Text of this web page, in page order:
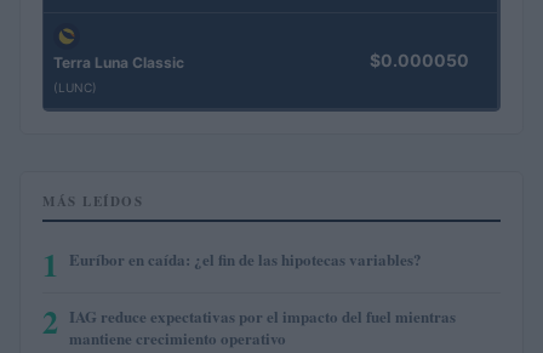
Terra Luna Classic
(LUNC)
$0.000050
MÁS LEÍDOS
1 Euríbor en caída: ¿el fin de las hipotecas variables?
2 IAG reduce expectativas por el impacto del fuel mientras
mantiene crecimiento operativo